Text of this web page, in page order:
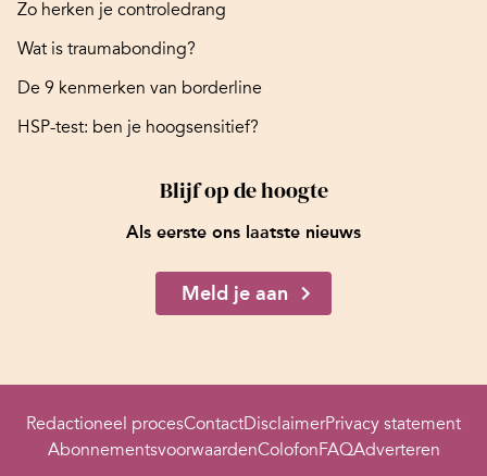
Zo herken je controledrang
Wat is traumabonding?
De 9 kenmerken van borderline
HSP-test: ben je hoogsensitief?
Blijf op de hoogte
Als eerste ons laatste nieuws
Meld je aan
Redactioneel procesContactDisclaimerPrivacy statement
AbonnementsvoorwaardenColofonFAQAdverteren